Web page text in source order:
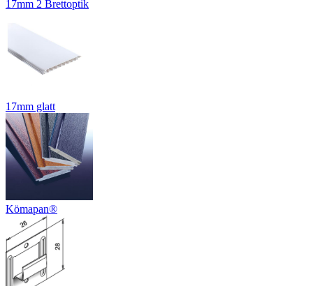
17mm 2 Brettoptik
17mm glatt
Kömapan®